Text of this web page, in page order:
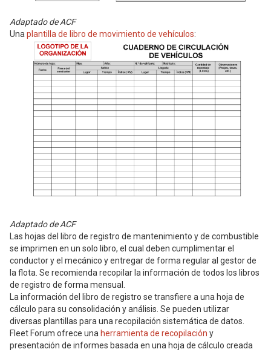
Adaptado de ACF
Una plantilla de libro de movimiento de vehículos:
Adaptado de ACF
Las hojas del libro de registro de mantenimiento y de combustible
se imprimen en un solo libro, el cual deben cumplimentar el
conductor y el mecánico y entregar de forma regular al gestor de
la flota. Se recomienda recopilar la información de todos los libros
de registro de forma mensual.
La información del libro de registro se transfiere a una hoja de
cálculo para su consolidación y análisis. Se pueden utilizar
diversas plantillas para una recopilación sistemática de datos.
Fleet Forum ofrece una herramienta de recopilación y
presentación de informes basada en una hoja de cálculo creada